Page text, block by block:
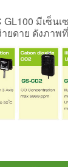
มีเซ็นเ
ยดาย ดังภาพ